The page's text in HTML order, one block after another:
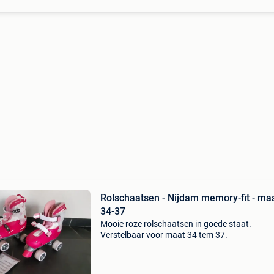
Rolschaatsen - Nijdam memory-fit -
34-37
Mooie roze rolschaatsen in goede staat.
Verstelbaar voor maat 34 tem 37.